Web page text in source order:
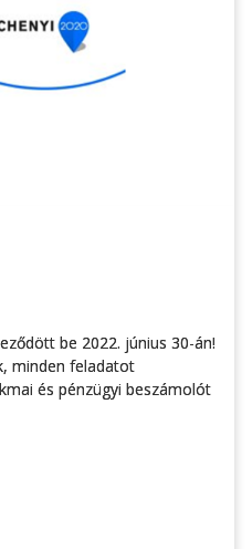
be 2022. június 30-án!
minden feladatot
és pénzügyi beszámolót